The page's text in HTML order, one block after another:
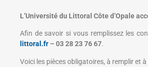
L’Université du Littoral Côte d’Opale
Afin de savoir si vous remplissez les
littoral.fr – 03 28 23 76 67.
Voici les pièces obligatoires, à remplir et